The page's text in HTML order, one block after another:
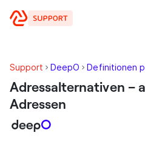
Support DeepO Definitionen
Adressalternativen –
Adressen